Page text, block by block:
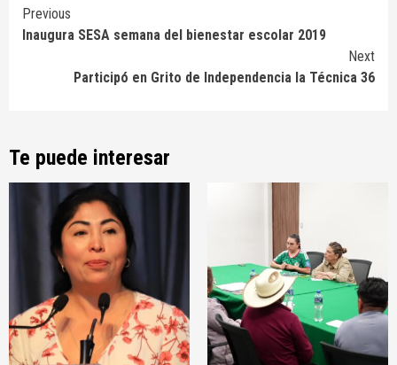
Continue
Reading
Previous
Inaugura SESA semana del bienestar escolar 2019
Next
Participó en Grito de Independencia la Técnica 36
Te puede interesar